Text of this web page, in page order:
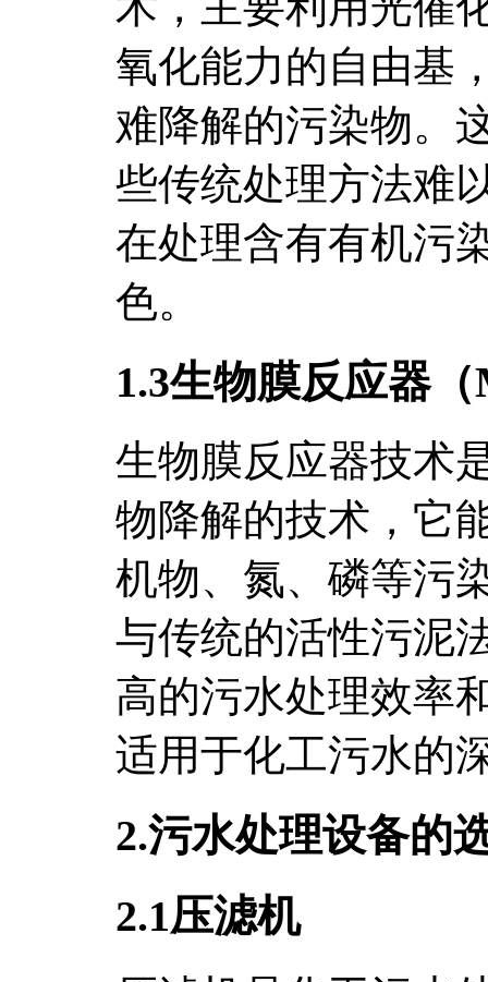
氧化能力的自由基
难降解的污染物。
些传统处理方法难
在处理含有有机污
色。
1.3生物膜反应器
生物膜反应器技术
物降解的技术，它
机物、氮、磷等污
与传统的活性污泥
高的污水处理效率
适用于化工污水的
2.污水处理设备的
2.1压滤机